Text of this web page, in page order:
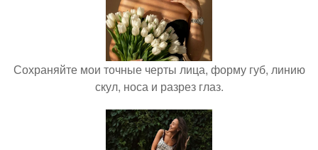
Сохраняйте мои точные черты лица, форму губ, линию
скул, носа и разрез глаз.